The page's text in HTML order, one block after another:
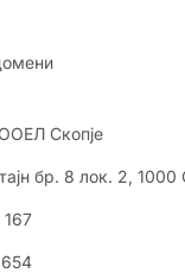
Скопје
бр. 8 лок. 2, 1000